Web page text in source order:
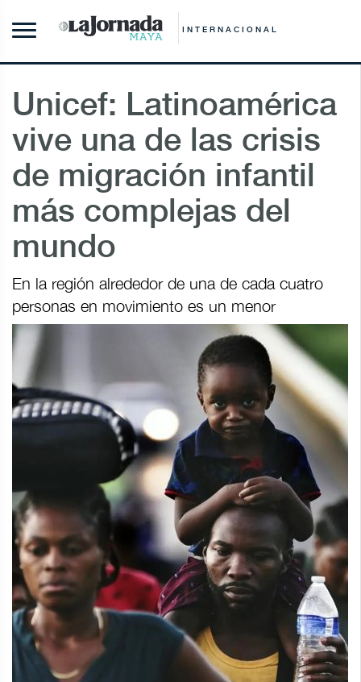
INTERNACIONAL
Unicef: Latinoamérica
vive una de las crisis
de migración infantil
más complejas del
mundo
En la región alrededor de una de cada cuatro
personas en movimiento es un menor